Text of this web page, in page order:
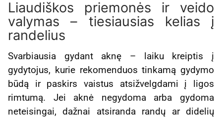
Liaudiškos priemonės ir veido
valymas – tiesiausias kelias į
randelius
Svarbiausia gydant aknę – laiku kreiptis į
gydytojus, kurie rekomenduos tinkamą gydymo
būdą ir paskirs vaistus atsižvelgdami į ligos
rimtumą. Jei aknė negydoma arba gydoma
neteisingai, dažnai atsiranda randų ar didelių